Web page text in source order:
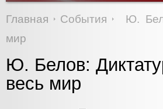
Главная События
Ю.
мир
Ю. Белов:
весь мир